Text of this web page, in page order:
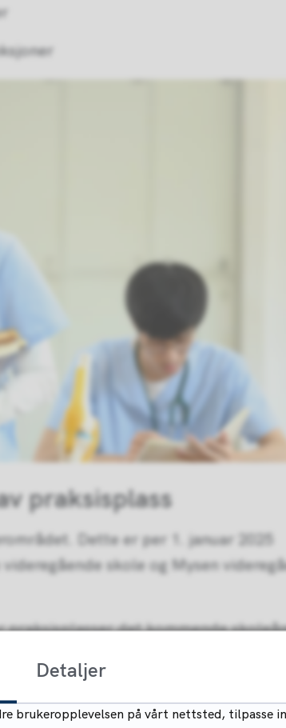
praksisplass
Dette er per 1. januar 2025
skole og Mysen
praksisplasser det kommende
oss da til å tilby rundt 300
læreplass for elever, studenter
Detaljer
brukeropplevelsen på vårt nettsted, tilpasse